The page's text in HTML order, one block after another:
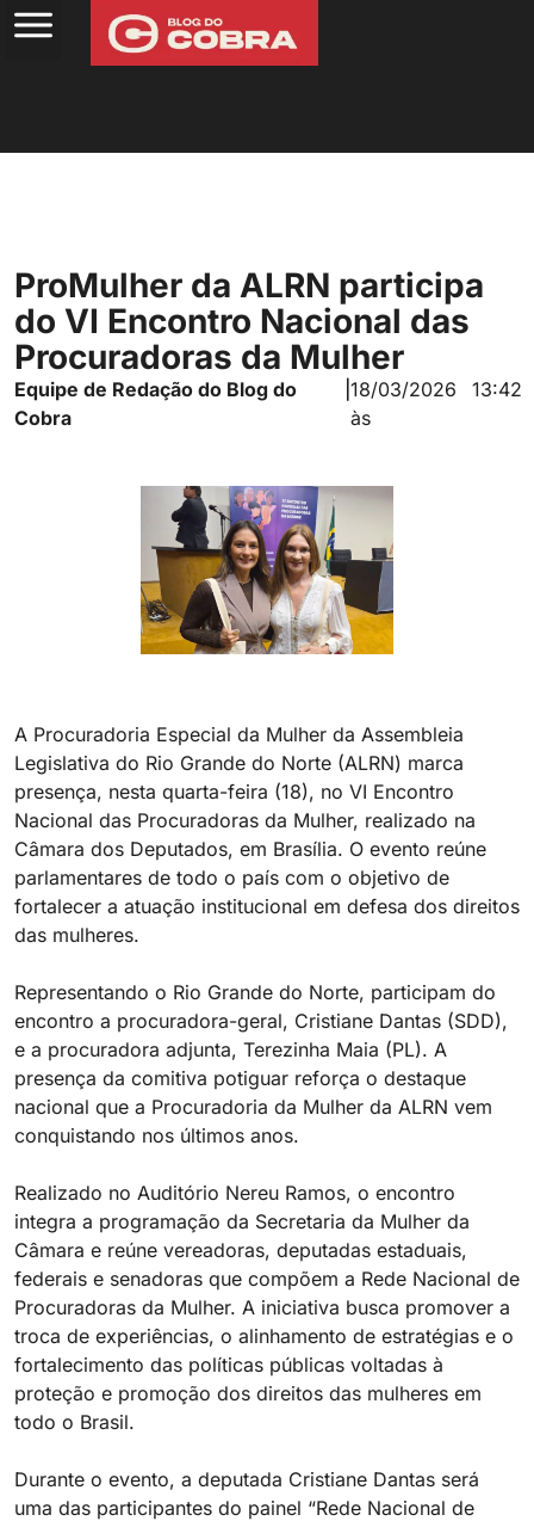
ProMulher da ALRN participa
do VI Encontro Nacional das
Procuradoras da Mulher
Equipe de Redação do Blog do
Cobra
|18/03/2026
às
13:42
A Procuradoria Especial da Mulher da Assembleia
Legislativa do Rio Grande do Norte (ALRN) marca
presença, nesta quarta-feira (18), no VI Encontro
Nacional das Procuradoras da Mulher, realizado na
Câmara dos Deputados, em Brasília. O evento reúne
parlamentares de todo o país com o objetivo de
fortalecer a atuação institucional em defesa dos direitos
das mulheres.
Representando o Rio Grande do Norte, participam do
encontro a procuradora-geral, Cristiane Dantas (SDD),
e a procuradora adjunta, Terezinha Maia (PL). A
presença da comitiva potiguar reforça o destaque
nacional que a Procuradoria da Mulher da ALRN vem
conquistando nos últimos anos.
Realizado no Auditório Nereu Ramos, o encontro
integra a programação da Secretaria da Mulher da
Câmara e reúne vereadoras, deputadas estaduais,
federais e senadoras que compõem a Rede Nacional de
Procuradoras da Mulher. A iniciativa busca promover a
troca de experiências, o alinhamento de estratégias e o
fortalecimento das políticas públicas voltadas à
proteção e promoção dos direitos das mulheres em
todo o Brasil.
Durante o evento, a deputada Cristiane Dantas será
uma das participantes do painel “Rede Nacional de